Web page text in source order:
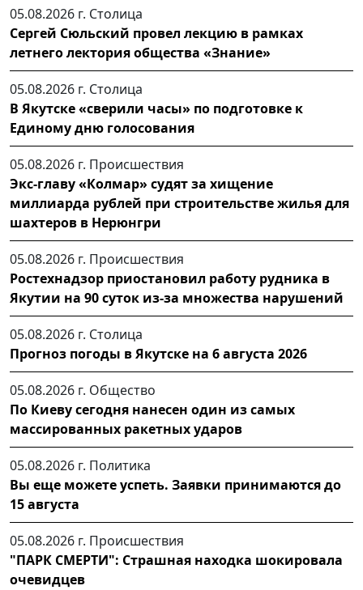
05.08.2026 г. Столица
Сергей Сюльский провел лекцию в рамках
летнего лектория общества «Знание»
05.08.2026 г. Столица
В Якутске «сверили часы» по подготовке к
Единому дню голосования
05.08.2026 г. Происшествия
Экс-главу «Колмар» судят за хищение
миллиарда рублей при строительстве жилья для
шахтеров в Нерюнгри
05.08.2026 г. Происшествия
Ростехнадзор приостановил работу рудника в
Якутии на 90 суток из-за множества нарушений
05.08.2026 г. Столица
Прогноз погоды в Якутске на 6 августа 2026
05.08.2026 г. Общество
По Киеву сегодня нанесен один из самых
массированных ракетных ударов
05.08.2026 г. Политика
Вы еще можете успеть. Заявки принимаются до
15 августа
05.08.2026 г. Происшествия
"ПАРК СМЕРТИ": Страшная находка шокировала
очевидцев